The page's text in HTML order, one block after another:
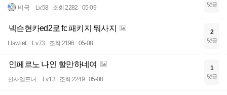
비국 Lv.58 조회 2282 05-09 댓글
넥슨현카ed2로 fc 패키지 뭐사지
Llawliet Lv.73 조회 2196 05-08
2
댓글
인페르노 나인 할만하네여
천사엘프녀 Lv.13 조회 2249 05-08
1
댓글